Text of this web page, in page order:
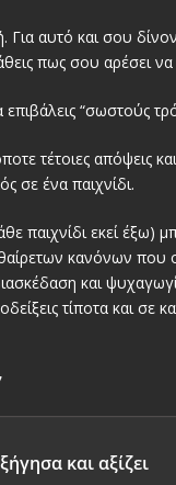
αυτό και σου
πως σου αρέσει να
“σωστούς
τέτοιες απόψεις
σε ένα παιχνίδι.
παιχνίδι εκεί έξω)
κανόνων
διασκέδαση και
τίποτα και
και αξίζει